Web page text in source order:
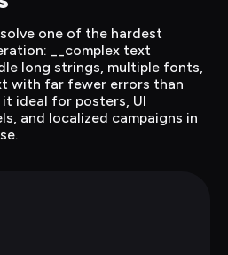
one of the hardest
__complex text
long strings, multiple fonts,
with far fewer errors than
ideal for posters, UI
and localized campaigns in